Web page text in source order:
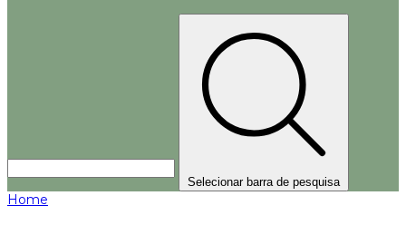
Selecionar barra de pesquisa
Home